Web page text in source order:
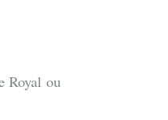
Royal ou